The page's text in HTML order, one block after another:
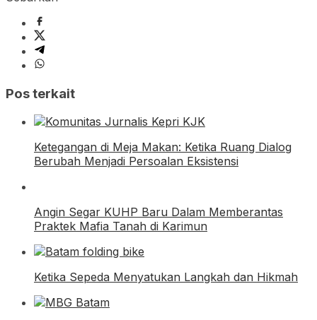
Pos terkait
Ketegangan di Meja Makan: Ketika Ruang Dialog
Berubah Menjadi Persoalan Eksistensi
Angin Segar KUHP Baru Dalam Memberantas
Praktek Mafia Tanah di Karimun
Ketika Sepeda Menyatukan Langkah dan Hikmah